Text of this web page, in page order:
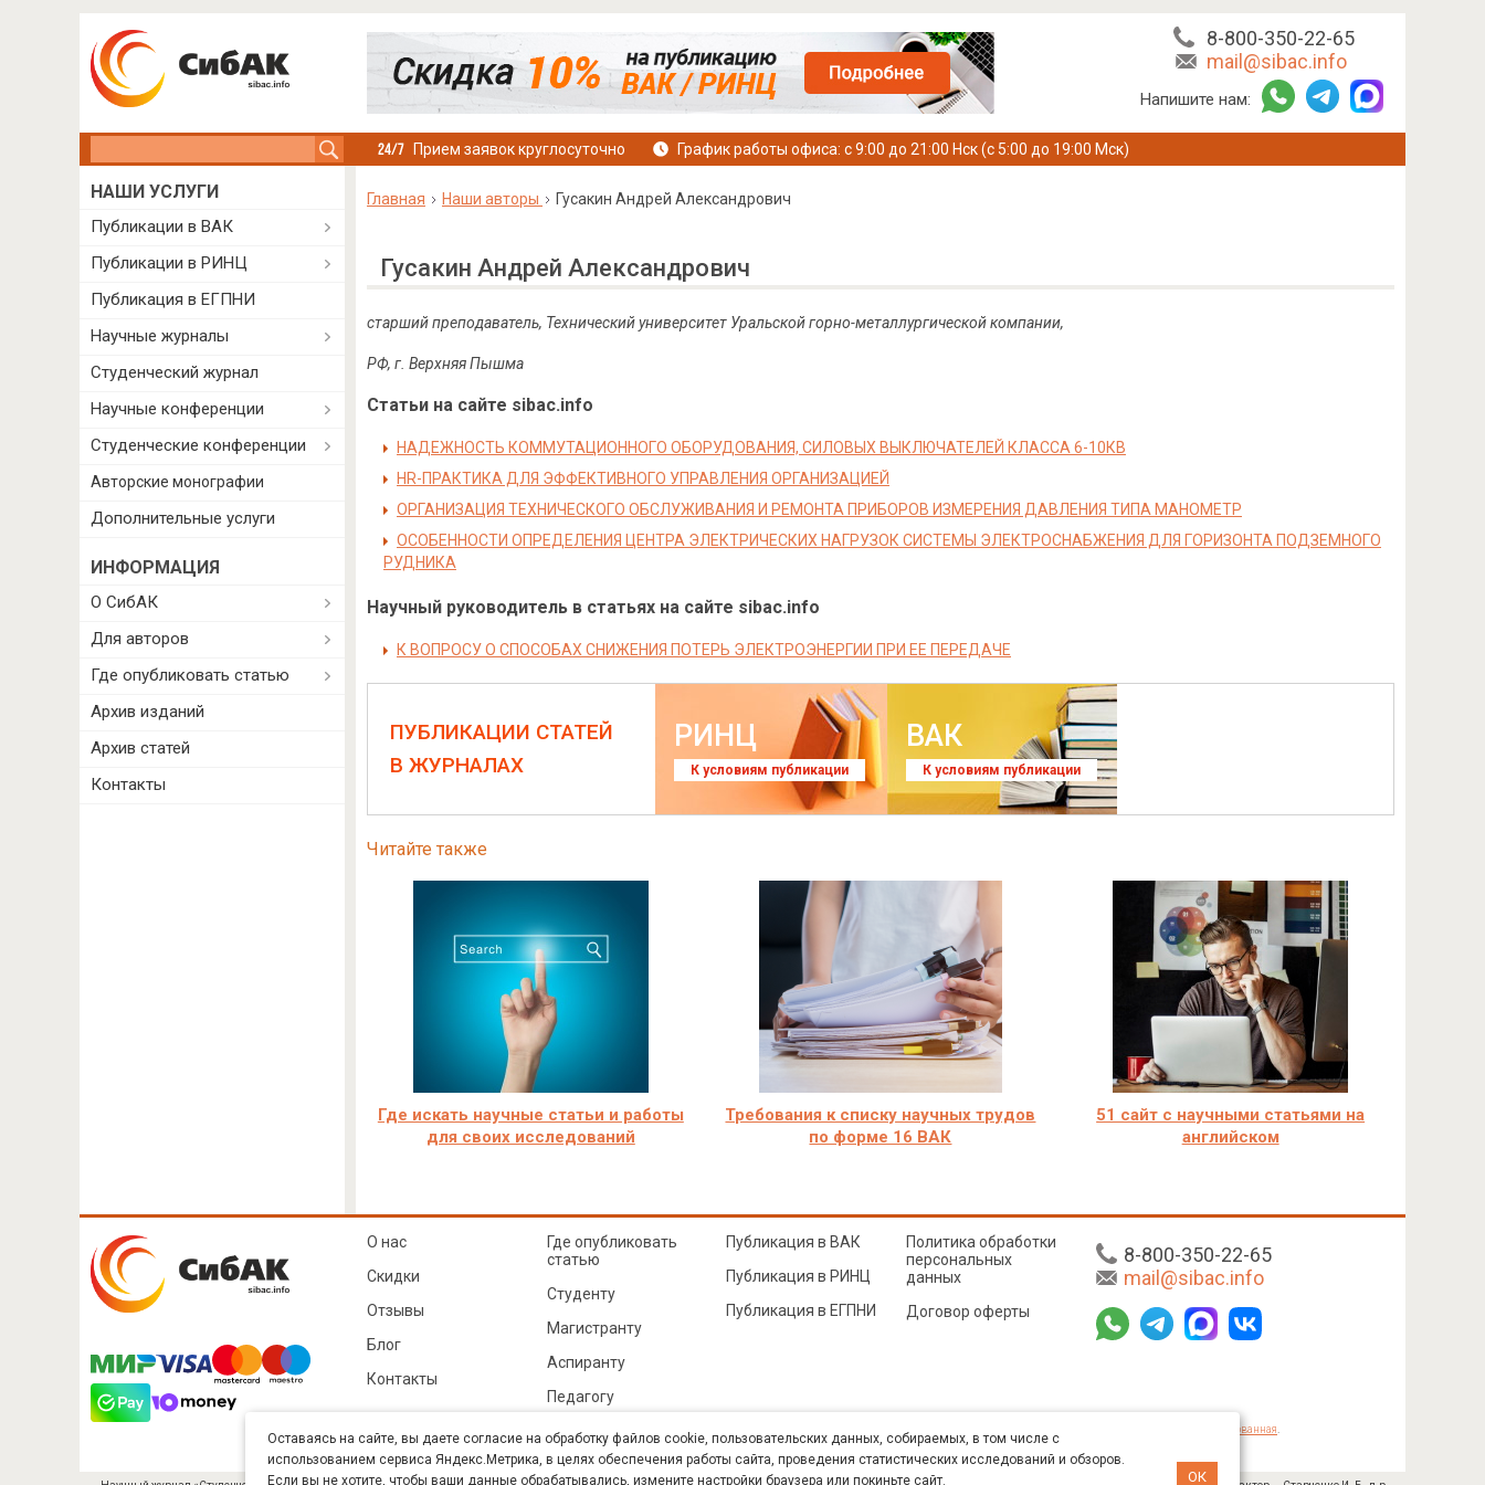
8-800-350-22-65
mail@sibac.info
Напишите нам:
Прием заявок круглосуточно График работы офиса: с 9:00 до 21:00 Нск (с 5:00 до 19:00 Мск)
Главная Наши авторы Гусакин Андрей Александрович
Гусакин Андрей Александрович
старший преподаватель, Технический университет Уральской горно-металлургической компании,
РФ, г. Верхняя Пышма
Статьи на сайте sibac.info
НАДЕЖНОСТЬ КОММУТАЦИОННОГО ОБОРУДОВАНИЯ, СИЛОВЫХ ВЫКЛЮЧАТЕЛЕЙ КЛАССА 6-10КВ
HR-ПРАКТИКА ДЛЯ ЭФФЕКТИВНОГО УПРАВЛЕНИЯ ОРГАНИЗАЦИЕЙ
ОРГАНИЗАЦИЯ ТЕХНИЧЕСКОГО ОБСЛУЖИВАНИЯ И РЕМОНТА ПРИБОРОВ ИЗМЕРЕНИЯ ДАВЛЕНИЯ ТИПА МАНОМЕТР
ОСОБЕННОСТИ ОПРЕДЕЛЕНИЯ ЦЕНТРА ЭЛЕКТРИЧЕСКИХ НАГРУЗОК СИСТЕМЫ ЭЛЕКТРОСНАБЖЕНИЯ ДЛЯ ГОРИЗОНТА ПОДЗЕМНОГО
РУДНИКА
Научный руководитель в статьях на сайте sibac.info
К ВОПРОСУ О СПОСОБАХ СНИЖЕНИЯ ПОТЕРЬ ЭЛЕКТРОЭНЕРГИИ ПРИ ЕЕ ПЕРЕДАЧЕ
ПУБЛИКАЦИИ СТАТЕЙ
В ЖУРНАЛАХ
РИНЦ
К условиям публикации
ВАК
К условиям публикации
Читайте также
Где искать научные статьи и работы
для своих исследований
Требования к списку научных трудов
по форме 16 ВАК
51 сайт с научными статьями на
английском
НАШИ УСЛУГИ
Публикации в ВАК
Публикации в РИНЦ
Публикация в ЕГПНИ
Научные журналы
Студенческий журнал
Научные конференции
Студенческие конференции
Авторские монографии
Дополнительные услуги
ИНФОРМАЦИЯ
О СибАК
Для авторов
Где опубликовать статью
Архив изданий
Архив статей
Контакты
8-800-350-22-65
mail@sibac.info
О нас
Скидки
Отзывы
Блог
Контакты
Где опубликовать
статью
Студенту
Магистранту
Аспиранту
Педагогу
Публикация в ВАК
Публикация в РИНЦ
Публикация в ЕГПНИ
Политика обработки
персональных
данных
Договор оферты
лицензии Creative Commons «Attribution» («Атрибуция») 4.0 Непортированная
Карта сайта
Оставаясь на сайте, вы даете согласие на обработку файлов cookie, пользовательских данных, собираемых, в том числе с
использованием сервиса Яндекс.Метрика, в целях обеспечения работы сайта, проведения статистических исследований и обзоров.
Если вы не хотите, чтобы ваши данные обрабатывались, измените настройки браузера или покиньте сайт.
ОК